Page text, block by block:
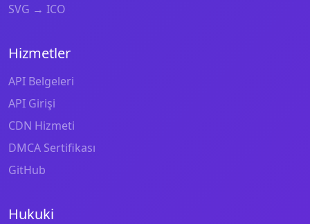
SVG → ICO
Hizmetler
API Belgeleri
API Girişi
CDN Hizmeti
DMCA Sertifikası
GitHub
Hukuki